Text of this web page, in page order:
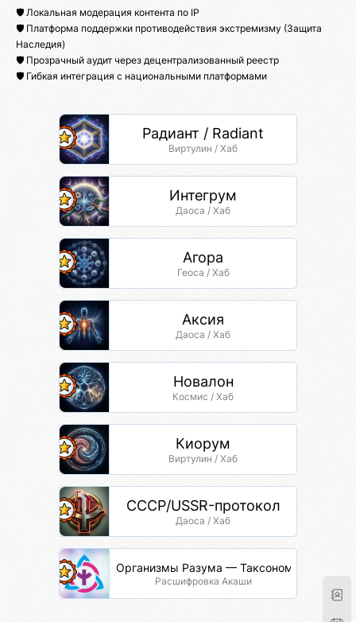
🛡️ Локальная модерация контента по IP
🛡️ Платформа поддержки противодействия экстремизму (Защита
Наследия)
🛡️ Прозрачный аудит через децентрализованный реестр
🛡️ Гибкая интеграция с национальными платформами
Радиант / Radiant
Виртулин / Хаб
Интегрум
Даоса / Хаб
Агора
Геоса / Хаб
Аксия
Даоса / Хаб
Новалон
Космис / Хаб
Киорум
Виртулин / Хаб
СССР/USSR-протокол
Даоса / Хаб
Организмы Разума — Таксономия Жизни
Расшифровка Акаши